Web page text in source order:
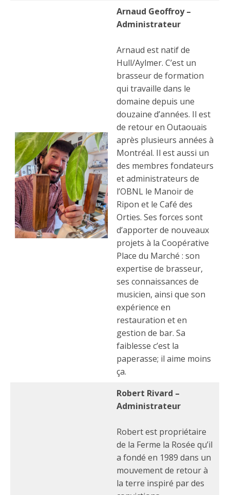
Arnaud Geoffroy –
Administrateur
Arnaud est natif de
Hull/Aylmer. C’est un
brasseur de formation
qui travaille dans le
domaine depuis une
douzaine d’années. Il est
de retour en Outaouais
après plusieurs années à
Montréal. Il est aussi un
des membres fondateurs
et administrateurs de
l’OBNL le Manoir de
Ripon et le Café des
Orties. Ses forces sont
d’apporter de nouveaux
projets à la Coopérative
Place du Marché : son
expertise de brasseur,
ses connaissances de
musicien, ainsi que son
expérience en
restauration et en
gestion de bar. Sa
faiblesse c’est la
paperasse; il aime moins
ça.
Robert Rivard –
Administrateur
Robert est propriétaire
de la Ferme la Rosée qu’il
a fondé en 1989 dans un
mouvement de retour à
la terre inspiré par des